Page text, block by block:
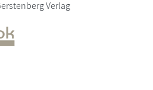
Verlag